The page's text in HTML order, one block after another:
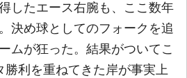
したエース右腕も、ここ数年
決め球としてのフォークを追
ムが狂った。結果がついてこ
勝利を重ねてきた岸が事実上